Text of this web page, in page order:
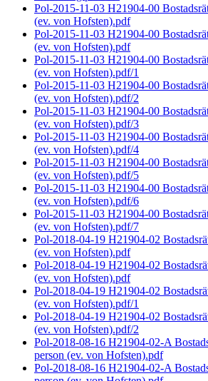
Pol-2015-11-03 H21904-00
(ev. von Hofsten).pdf
Pol-2015-11-03 H21904-00
(ev. von Hofsten).pdf
Pol-2015-11-03 H21904-00
(ev. von Hofsten).pdf/1
Pol-2015-11-03 H21904-00
(ev. von Hofsten).pdf/2
Pol-2015-11-03 H21904-00
(ev. von Hofsten).pdf/3
Pol-2015-11-03 H21904-00
(ev. von Hofsten).pdf/4
Pol-2015-11-03 H21904-00
(ev. von Hofsten).pdf/5
Pol-2015-11-03 H21904-00
(ev. von Hofsten).pdf/6
Pol-2015-11-03 H21904-00
(ev. von Hofsten).pdf/7
Pol-2018-04-19 H21904-02
(ev. von Hofsten).pdf
Pol-2018-04-19 H21904-02
(ev. von Hofsten).pdf
Pol-2018-04-19 H21904-02
(ev. von Hofsten).pdf/1
Pol-2018-04-19 H21904-02
(ev. von Hofsten).pdf/2
Pol-2018-08-16 H21904-02-A
person (ev. von Hofsten).pdf
Pol-2018-08-16 H21904-02-A